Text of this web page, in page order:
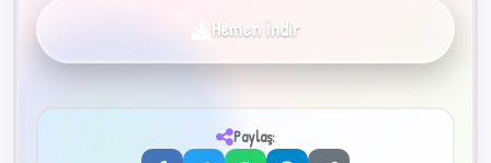
Hemen İndir
Paylaş: